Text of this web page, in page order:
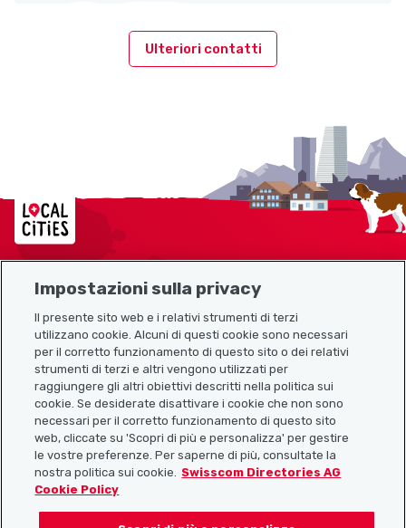
Ulteriori contatti
Localcities
Link utili
Scarica l’app Localcities
Seguiteci su:
Impostazioni sulla privacy
Il presente sito web e i relativi strumenti di terzi
utilizzano cookie. Alcuni di questi cookie sono necessari
per il corretto funzionamento di questo sito o dei relativi
strumenti di terzi e altri vengono utilizzati per
raggiungere gli altri obiettivi descritti nella politica sui
cookie. Se desiderate disattivare i cookie che non sono
necessari per il corretto funzionamento di questo sito
web, cliccate su 'Scopri di più e personalizza' per gestire
le vostre preferenze. Per saperne di più, consultate la
nostra politica sui cookie.
Swisscom Directories AG
Cookie Policy